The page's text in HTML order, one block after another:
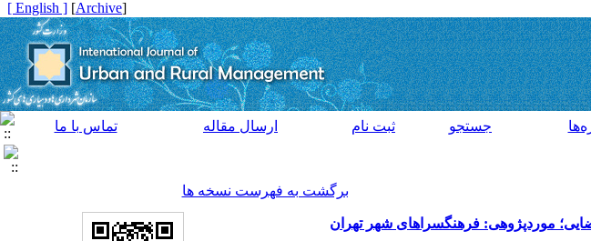
[
Archive
]
[ English ]
جستجو ثبت نام ارسال مقاله تماس با ما
برگشت به فهرست نسخه ها
موردپژوهی: فرهنگسراهای شهر تهران